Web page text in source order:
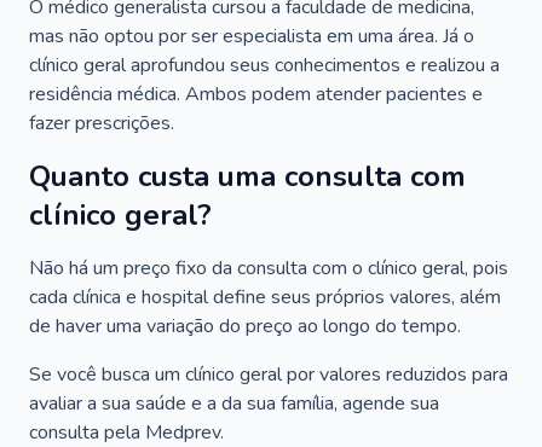
O médico generalista cursou a faculdade de medicina,
mas não optou por ser especialista em uma área. Já o
clínico geral aprofundou seus conhecimentos e realizou a
residência médica. Ambos podem atender pacientes e
fazer prescrições.
Quanto custa uma consulta com
clínico geral?
Não há um preço fixo da consulta com o clínico geral, pois
cada clínica e hospital define seus próprios valores, além
de haver uma variação do preço ao longo do tempo.
Se você busca um clínico geral por valores reduzidos para
avaliar a sua saúde e a da sua família, agende sua
consulta pela Medprev.